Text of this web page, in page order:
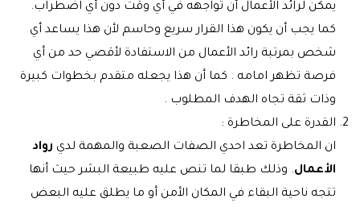
يمكن لرائد الأعمال أن تواجهه في أي وقت دون أي اضطراب.
كما يجب أن يكون هذا القرار سريع وحاسم لأن هذا يساعد أي
شخص بمرتبة رائد الأعمال من الاستفادة لأقصي حد من أي
فرصة تظهر امامه . كما أن هذا يجعله متقدم بخطوات كبيرة
وذات ثقة تجاه الهدف المطلوب .
القدرة على المخاطرة :
ان المخاطرة تعد احدي الصفات الصعبة والمهمة لدي رواد
الأعمال. وذلك طبقا لما تنص عليه طبيعة البشر حيث أنها
تتجه ناحية البقاء في المكان الأمن أو ما يطلق عليه البعض